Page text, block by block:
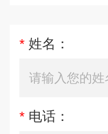
* 姓名：
* 电话：